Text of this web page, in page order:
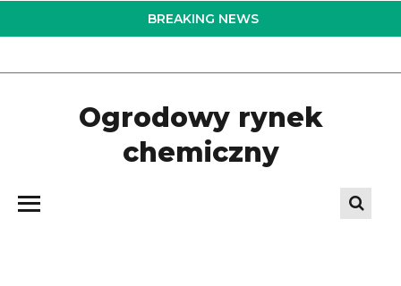
to
BREAKING NEWS
Ogrodowy rynek
chemiczny